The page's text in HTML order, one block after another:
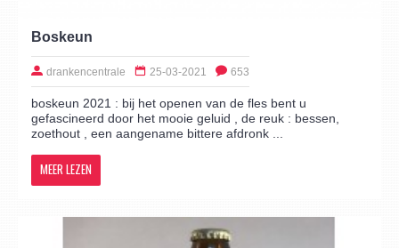
Boskeun
drankencentrale 25-03-2021 653
boskeun 2021 : bij het openen van de fles bent u
gefascineerd door het mooie geluid , de reuk : bessen,
zoethout , een aangename bittere afdronk ...
MEER LEZEN